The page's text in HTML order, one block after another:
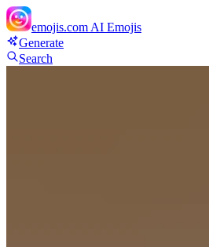
emojis.com AI Emojis
Generate
Search